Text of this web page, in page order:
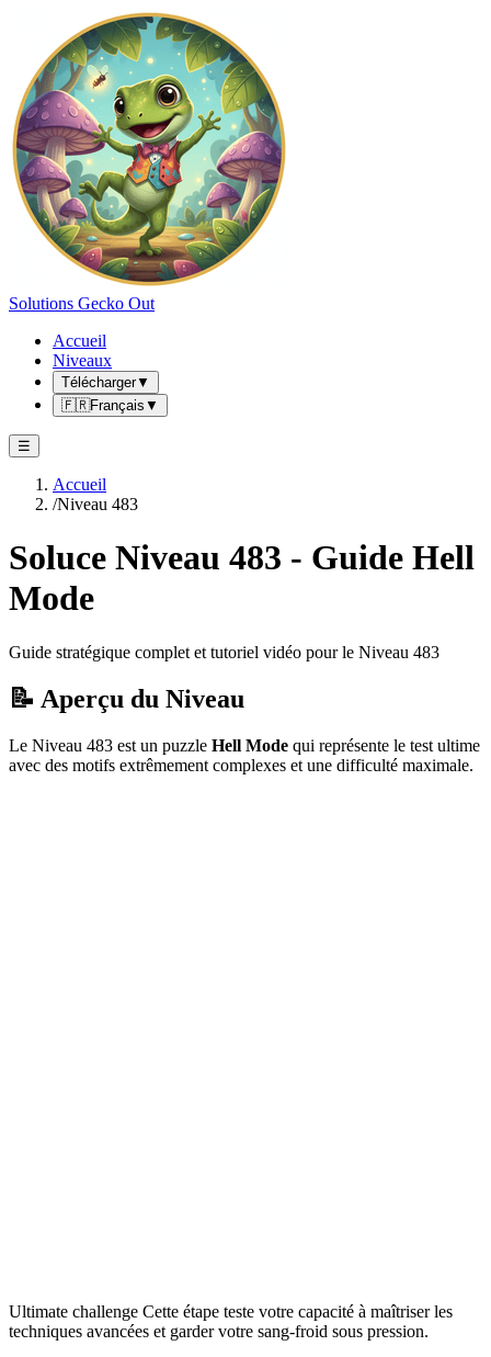
Solutions Gecko Out
Accueil
Niveaux
Télécharger▼
🇫🇷Français ▼
☰
Accueil
/Niveau 483
Soluce Niveau 483 - Guide Hell
Mode
Guide stratégique complet et tutoriel vidéo pour le Niveau 483
📝 Aperçu du Niveau
Le Niveau 483 est un puzzle Hell Mode qui représente le test ultime
avec des motifs extrêmement complexes et une difficulté maximale.
Ultimate challenge Cette étape teste votre capacité à maîtriser les
techniques avancées et garder votre sang-froid sous pression.